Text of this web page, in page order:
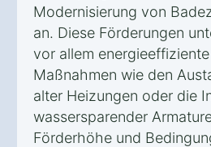
Modernisierung von
an. Diese Förderungen
vor allem energieeffiziente
Maßnahmen wie den
alter Heizungen oder die
wassersparender
Förderhöhe und